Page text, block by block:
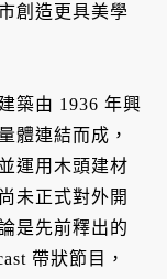
創造更具美學
築由 1936 年興
體連結而成，
運用木頭建材
未正式對外開
是先前釋出的
帶狀節目，